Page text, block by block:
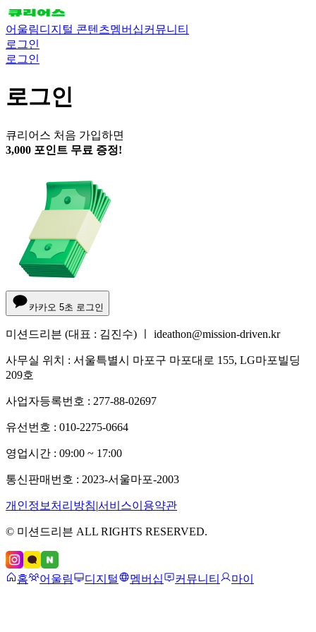
어울림디지털 콘텐츠멤버십커뮤니티
로그인
로그인
로그인
큐리어스 처음 가입하면
3,000 포인트 무료 증정!
카카오 5초 로그인
미션드리븐 (대표 : 김진수) ㅣ ideathon@mission-driven.kr
사무실 위치 : 서울특별시 마포구 마포대로 155, LG마포빌딩
209호
사업자등록번호 : 277-88-02697
유선번호 : 010-2275-0664
영업시간 : 09:00 ~ 17:00
통신판매번호 : 2023-서울마포-2003
개인정보처리방침|서비스이용약관
© 미션드리븐 ALL RIGHTS RESERVED.
홈 어울림 디지털 멤버십 커뮤니티 마이